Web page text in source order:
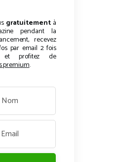
gratuitementà
pendant la
recevez
par email 2 fois
profitez de
premium.